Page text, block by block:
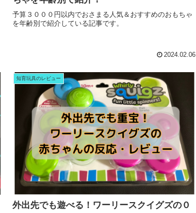
予算３０００円以内でおさまる人気＆おすすめのおもちゃ
を年齢別で紹介している記事です。
2024.02.06
知育玩具のレビュー
外出先でも遊べる！ワーリースクイグズの０